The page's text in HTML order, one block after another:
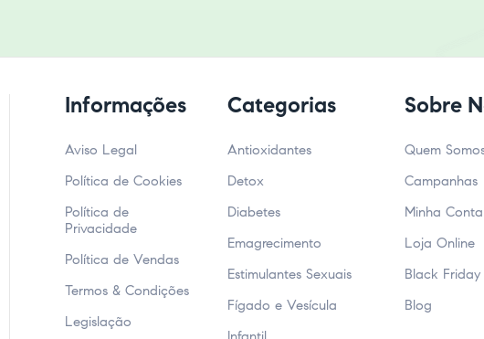
Informações
Aviso Legal
Política de Cookies
Política de
Privacidade
Política de Vendas
Termos & Condições
Legislação
Categorias
Antioxidantes
Detox
Diabetes
Emagrecimento
Estimulantes Sexuais
Fígado e Vesícula
Sobre
Quem
Campanhas
Minha Conta
Loja Online
Black Friday
Blog